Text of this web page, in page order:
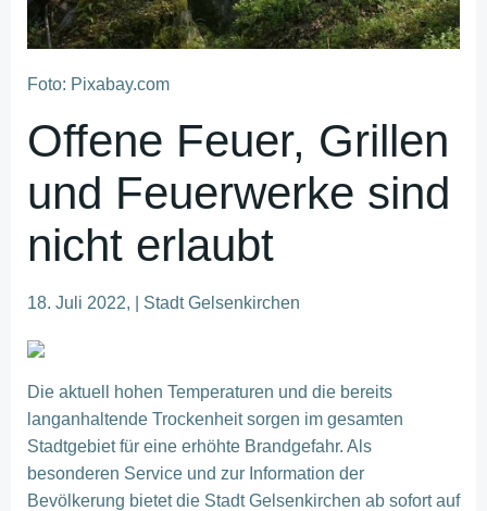
Foto: Pixabay.com
Offene Feuer, Grillen
und Feuerwerke sind
nicht erlaubt
18. Juli 2022, | Stadt Gelsenkirchen
Die aktuell hohen Temperaturen und die bereits
langanhaltende Trockenheit sorgen im gesamten
Stadtgebiet für eine erhöhte Brandgefahr. Als
besonderen Service und zur Information der
Bevölkerung bietet die Stadt Gelsenkirchen ab sofort auf